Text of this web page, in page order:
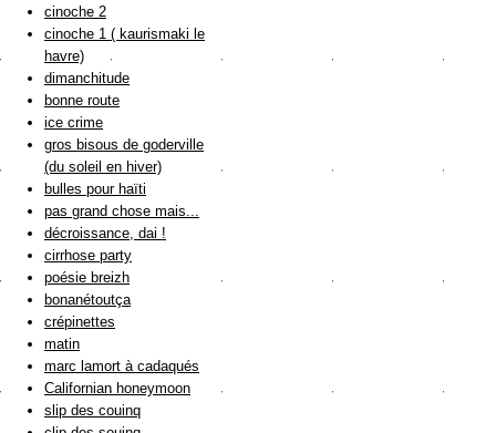
cinoche 2
cinoche 1 ( kaurismaki le
havre)
dimanchitude
bonne route
ice crime
gros bisous de goderville
(du soleil en hiver)
bulles pour haïti
pas grand chose mais...
décroissance, dai !
cirrhose party
poésie breizh
bonanétoutça
crépinettes
matin
marc lamort à cadaqués
Californian honeymoon
slip des couinq